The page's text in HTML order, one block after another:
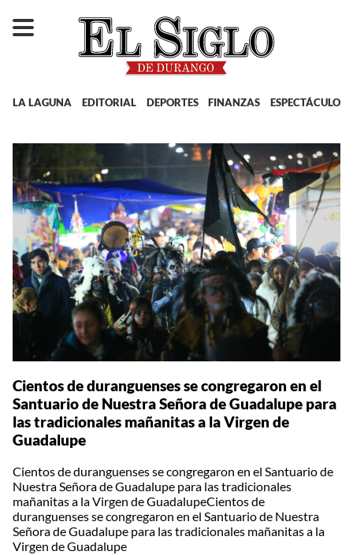
LA LAGUNA EDITORIAL DEPORTES FINANZAS ESPECTÁCULOS
Cientos de duranguenses se congregaron en el
Santuario de Nuestra Señora de Guadalupe para
las tradicionales mañanitas a la Virgen de
Guadalupe
Cientos de duranguenses se congregaron en el Santuario de
Nuestra Señora de Guadalupe para las tradicionales
mañanitas a la Virgen de GuadalupeCientos de
duranguenses se congregaron en el Santuario de Nuestra
Señora de Guadalupe para las tradicionales mañanitas a la
Virgen de Guadalupe